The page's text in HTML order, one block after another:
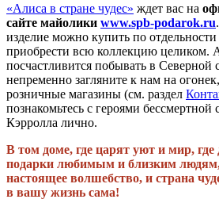
«Алиса в стране чудес» ждет вас на
сайте майолики www.spb-podarok.ru
изделие можно купить по
приобрести всю коллекцию целиком.
посчастливится побывать в Северной
непременно загляните к нам на
розничные магазины (см. раздел
познакомьтесь с героями бессмертной
Кэрролла лично.
В том доме, где царят уют и мир, где
подарки любимым и близким
настоящее волшебство, и страна
в вашу жизнь сама!